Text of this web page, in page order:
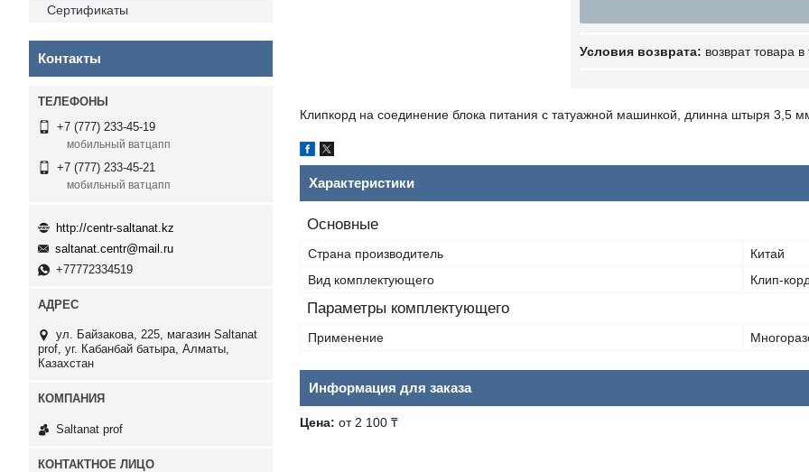
возврат товара
Клипкорд на соединение блока питания с татуажной машинкой, длинна штыря 3,5
Характеристики
Основные
Страна производитель
Китай
Вид комплектующего
Клип-
Параметры комплектующего
Применение
Информация для заказа
Цена: от 2 100 ₸
Сертификаты
Контакты
+7 (777) 233-45-19
мобильный ватцапп
+7 (777) 233-45-21
мобильный ватцапп
http://centr-saltanat.kz
saltanat.centr@mail.ru
+77772334519
ул. Байзакова, 225, магазин Saltanat
prof, уг. Кабанбай батыра, Алматы,
Казахстан
Saltanat prof